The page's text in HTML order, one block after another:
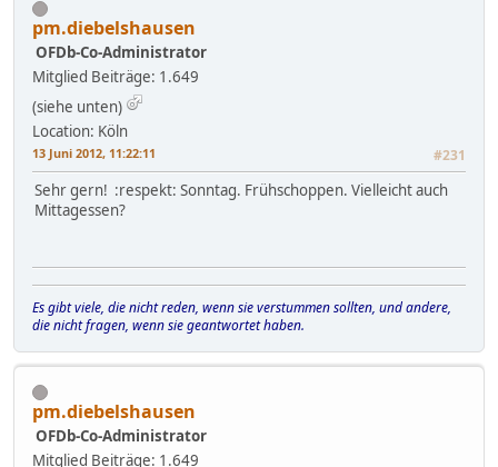
pm.diebelshausen
OFDb-Co-Administrator
Mitglied Beiträge: 1.649
(siehe unten)
Location: Köln
13 Juni 2012, 11:22:11 #231
Sehr gern! :respekt: Sonntag. Frühschoppen. Vielleicht auch
Mittagessen?
Es gibt viele, die nicht reden, wenn sie verstummen sollten, und andere,
die nicht fragen, wenn sie geantwortet haben.
pm.diebelshausen
OFDb-Co-Administrator
Mitglied Beiträge: 1.649